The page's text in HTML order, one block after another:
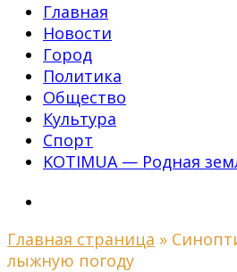
Главная
Новости
Город
Политика
Общество
Культура
Спорт
KOTIMUA — Родная
Главная страница »
лыжную погоду